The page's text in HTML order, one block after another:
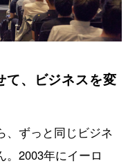
て、ビジネスを変
、ずっと同じビジネ
。2003年にイーロ